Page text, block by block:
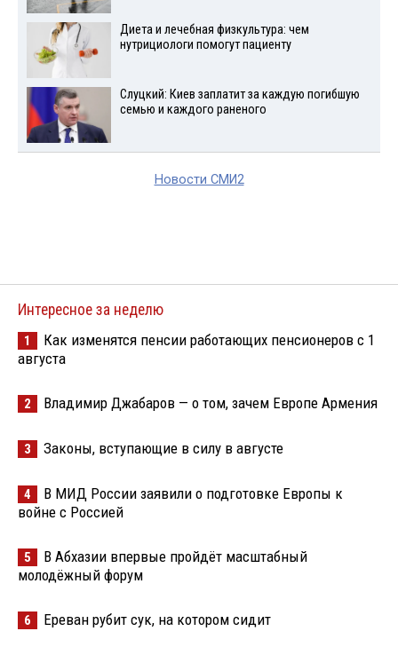
Диета и лечебная физкультура: чем
нутрициологи помогут пациенту
Слуцкий: Киев заплатит за каждую погибшую
семью и каждого раненого
Новости СМИ2
Интересное за неделю
1
Как изменятся пенсии работающих пенсионеров с 1
августа
2 Владимир Джабаров — о том, зачем Европе Армения
3 Законы, вступающие в силу в августе
4
В МИД России заявили о подготовке Европы к
войне с Россией
5
В Абхазии впервые пройдёт масштабный
молодёжный форум
6 Ереван рубит сук, на котором сидит